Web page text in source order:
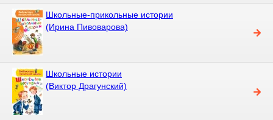
Школьные-прикольные истории
(Ирина Пивоварова)
Школьные истории
(Виктор Драгунский)